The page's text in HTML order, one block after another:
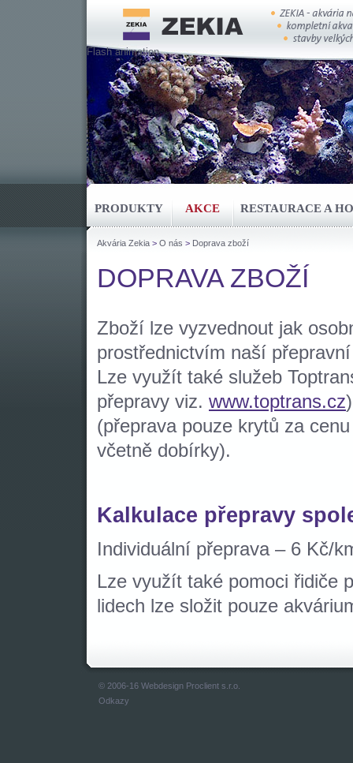
DOPRAVA ZBOŽÍ
Zboží lze vyzvednout jak
prostřednictvím naší
Lze využít také služeb
přepravy viz. www.toptrans.cz
(přeprava pouze krytů za
včetně dobírky).
Kalkulace přepravy
Individuální přeprava – 6 Kč/
Lze využít také pomoci řidiče
lidech lze složit pouze
© 2006-16 Webdesign Proclient s.r.o.
Odkazy
Flash animation
Akvária Zekia > O nás > Doprava zboží
PRODUKTY AKCE RESTAURACE A